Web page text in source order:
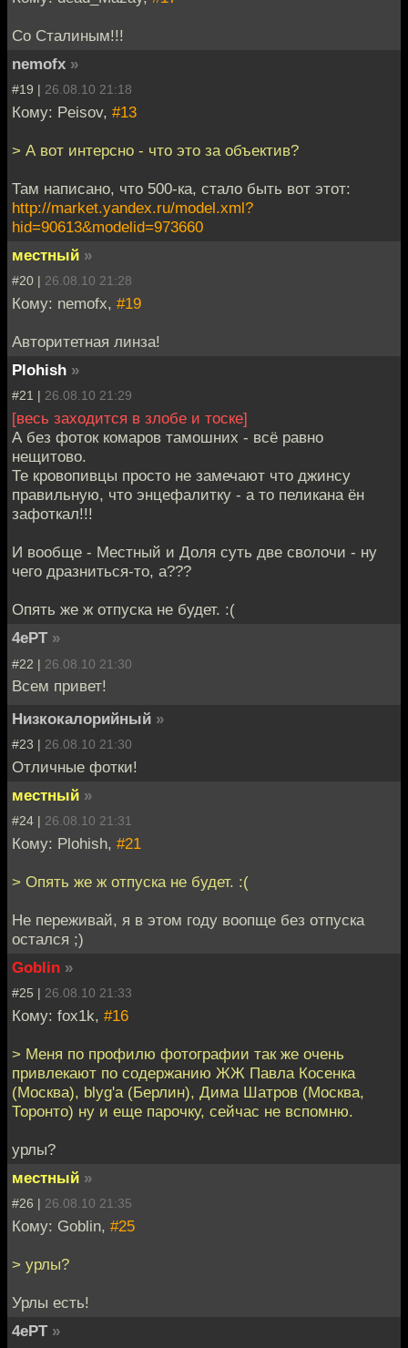
Со Сталиным!!!
nemofx »
#19 | 26.08.10 21:18
Кому: Peisov, #13
> А вот интерсно - что это за объектив?
Там написано, что 500-ка, стало быть вот этот:
http://market.yandex.ru/model.xml?
hid=90613&modelid=973660
местный »
#20 | 26.08.10 21:28
Кому: nemofx, #19
Авторитетная линза!
Plohish »
#21 | 26.08.10 21:29
[весь заходится в злобе и тоске]
А без фоток комаров тамошних - всё равно
нещитово.
Те кровопивцы просто не замечают что джинсу
правильную, что энцефалитку - а то пеликана ён
зафоткал!!!
И вообще - Местный и Доля суть две сволочи - ну
чего дразниться-то, а???
Опять же ж отпуска не будет. :(
4ePT »
#22 | 26.08.10 21:30
Всем привет!
Низкокалорийный »
#23 | 26.08.10 21:30
Отличные фотки!
местный »
#24 | 26.08.10 21:31
Кому: Plohish, #21
> Опять же ж отпуска не будет. :(
Не переживай, я в этом году воопще без отпуска
остался ;)
Goblin »
#25 | 26.08.10 21:33
Кому: fox1k, #16
> Меня по профилю фотографии так же очень
привлекают по содержанию ЖЖ Павла Косенка
(Москва), blyg'a (Берлин), Дима Шатров (Москва,
Торонто) ну и еще парочку, сейчас не вспомню.
урлы?
местный »
#26 | 26.08.10 21:35
Кому: Goblin, #25
> урлы?
Урлы есть!
4ePT »